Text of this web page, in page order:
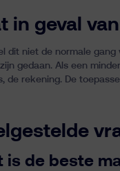
in geval
dit niet de normale
gedaan. Als een
de rekening. De
is de beste